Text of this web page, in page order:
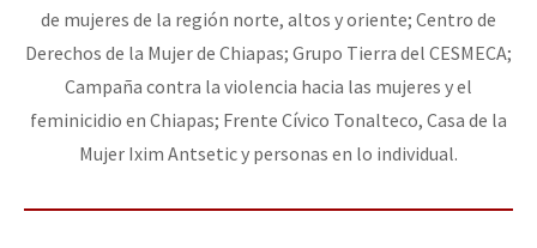
de mujeres de la región norte, altos y oriente; Centro de
Derechos de la Mujer de Chiapas; Grupo Tierra del CESMECA;
Campaña contra la violencia hacia las mujeres y el
feminicidio en Chiapas; Frente Cívico Tonalteco, Casa de la
Mujer Ixim Antsetic y personas en lo individual.